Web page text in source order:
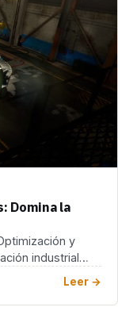
Domina la
y
industrial
Leer →